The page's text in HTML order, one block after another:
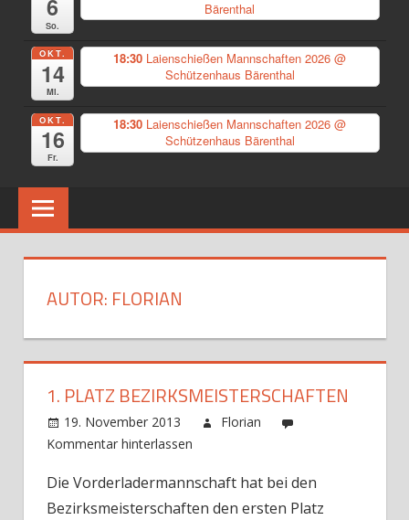
6
So.
Bärenthal
OKT.
14
Mi.
18:30 Laienschießen Mannschaften 2026@
Schützenhaus Bärenthal
OKT.
16
Fr.
18:30 Laienschießen Mannschaften 2026@
Schützenhaus Bärenthal
AUTOR: FLORIAN
1. PLATZ BEZIRKSMEISTERSCHAFTEN
19. November 2013
Florian
Kommentar hinterlassen
Die Vorderladermannschaft hat bei den
Bezirksmeisterschaften den ersten Platz